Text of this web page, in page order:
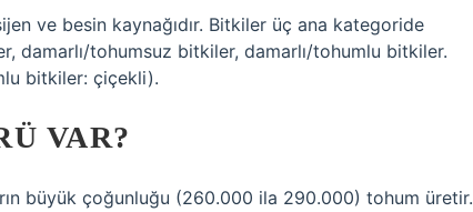
ve besin kaynağıdır. Bitkiler üç ana kategoride
damarlı/tohumsuz bitkiler, damarlı/tohumlu bitkiler.
bitkiler: çiçekli).
VAR?
büyük çoğunluğu (260.000 ila 290.000) tohum üretir.